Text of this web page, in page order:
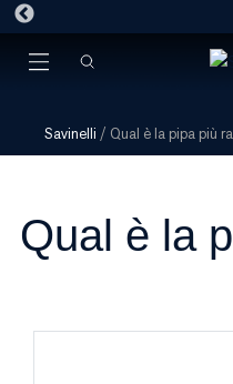
Savinelli / Qual è la pipa più
Qual è la